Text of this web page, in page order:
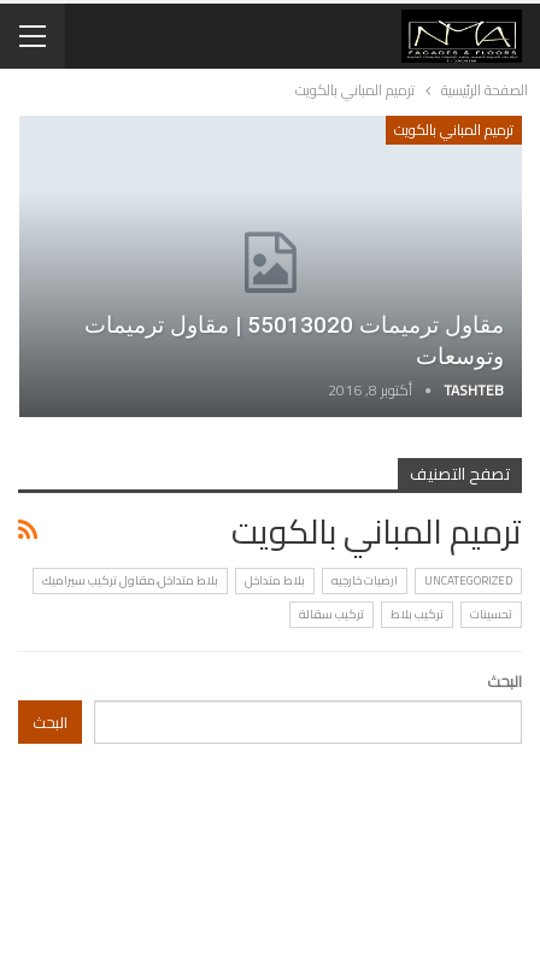
الصفحة الرئيسية
ترميم المباني بالكويت
ترميم المباني بالكويت
مقاول ترميمات 55013020 | مقاول ترميمات
وتوسعات
TASHTEB
أكتوبر 8, 2016
تصفح التصنيف
ترميم المباني بالكويت
UNCATEGORIZED ارضيات خارجيه بلاط متداخل
بلاط متداخل،مقاول تركيب سيراميك
تحسينات
تركيب بلاط تركيب سقالة
البحث
البحث